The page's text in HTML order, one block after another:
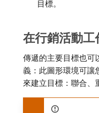
目標。
在行銷活動
傳遞的主要目標也可
義：此圖形環境可讓
來建立目標：聯合、